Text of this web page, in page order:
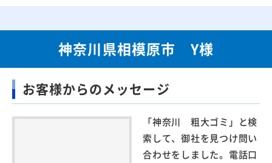
神奈川県相模原市 Y様
お客様からのメッセージ
「神奈川 粗大ゴミ」と検
索して、御社を見つけ問い
合わせをしました。電話口